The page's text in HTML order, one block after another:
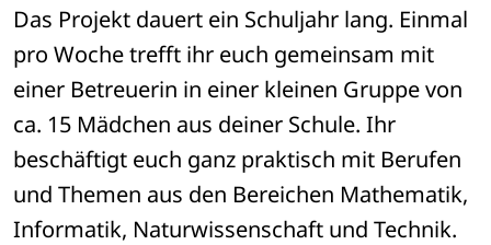
Das Projekt dauert ein Schuljahr lang. Einmal
pro Woche trefft ihr euch gemeinsam mit
einer Betreuerin in einer kleinen Gruppe von
ca. 15 Mädchen aus deiner Schule. Ihr
beschäftigt euch ganz praktisch mit Berufen
und Themen aus den Bereichen Mathematik,
Informatik, Naturwissenschaft und Technik.